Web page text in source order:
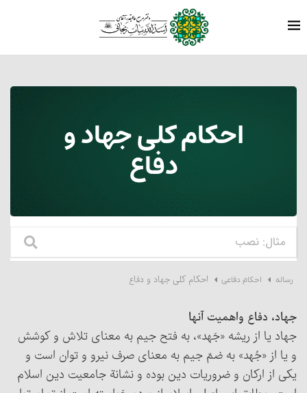
احکام کلی جهاد و
دفاع
رساله احکام دفاعی احکام کلی جهاد و دفاع
جهاد، دفاع واهمیت آنها
جهاد یا از ریشه «جَهد»، به فتح جیم به معنای تلاش و کوشش
و یا از «جُهد» به ضمّ جیم به معنای صرف نیرو و توان است و
یکی از ارکان و ضروریات دین بوده و نشانة جامعیت دین اسلام